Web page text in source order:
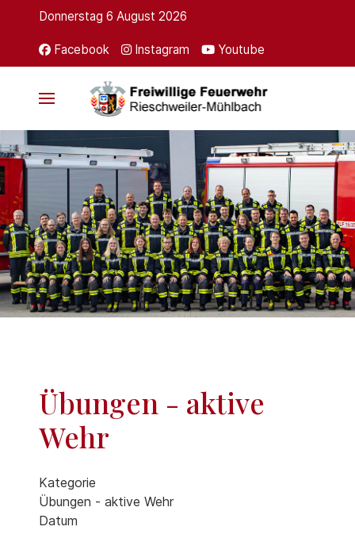
Donnerstag 6 August 2026
Facebook Instagram Youtube
Übungen - aktive
Wehr
Kategorie
Übungen - aktive Wehr
Datum